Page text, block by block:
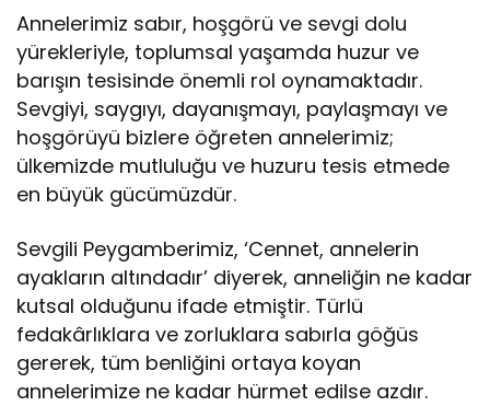
Annelerimiz sabır, hoşgörü ve sevgi dolu
yürekleriyle, toplumsal yaşamda huzur ve
barışın tesisinde önemli rol oynamaktadır.
Sevgiyi, saygıyı, dayanışmayı, paylaşmayı ve
hoşgörüyü bizlere öğreten annelerimiz;
ülkemizde mutluluğu ve huzuru tesis etmede
en büyük gücümüzdür.
Sevgili Peygamberimiz, ‘Cennet, annelerin
ayakların altındadır’ diyerek, anneliğin ne kadar
kutsal olduğunu ifade etmiştir. Türlü
fedakârlıklara ve zorluklara sabırla göğüs
gererek, tüm benliğini ortaya koyan
annelerimize ne kadar hürmet edilse azdır.